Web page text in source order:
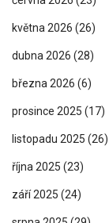
května 2026 (26)
dubna 2026 (28)
března 2026 (6)
prosince 2025 (17)
listopadu 2025 (26)
října 2025 (23)
září 2025 (24)